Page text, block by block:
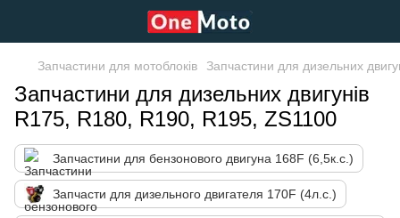
Запчастини для мотоблоків Запчастини для дизельних
Запчастини для дизельних двигунів
R175, R180, R190, R195, ZS1100
Запчастини для бензонового двигуна 168F (6,5к.с.)
Запчасти для дизельного двигателя 170F (4л.с.)